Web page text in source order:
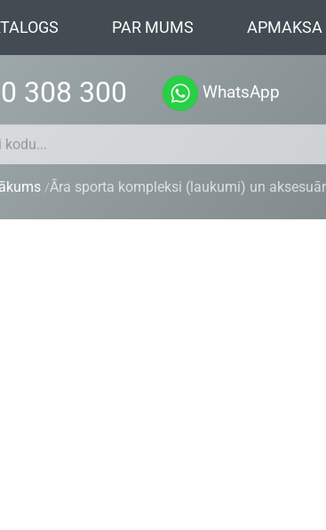
PAR MUMS APMAKSA
308 300 WhatsApp
Āra sporta kompleksi (laukumi) un